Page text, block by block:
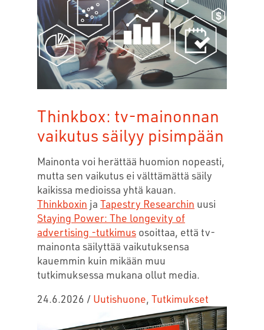
Thinkbox: tv-mainonnan
vaikutus säilyy pisimpään
Mainonta voi herättää huomion nopeasti,
mutta sen vaikutus ei välttämättä säily
kaikissa medioissa yhtä kauan.
Thinkboxin ja Tapestry Researchin uusi
Staying Power: The longevity of
advertising -tutkimus osoittaa, että tv-
mainonta säilyttää vaikutuksensa
kauemmin kuin mikään muu
tutkimuksessa mukana ollut media.
24.6.2026 / Uutishuone Tutkimukset